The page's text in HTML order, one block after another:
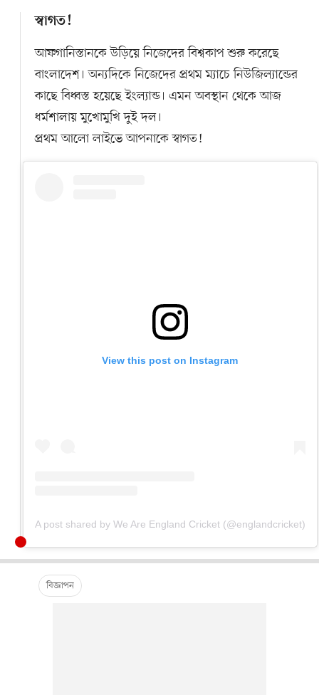
স্বাগত!
আফগানিস্তানকে উড়িয়ে নিজেদের বিশ্বকাপ শুরু করেছে
বাংলাদেশ। অন্যদিকে নিজেদের প্রথম ম্যাচে নিউজিল্যান্ডের
কাছে বিধ্বস্ত হয়েছে ইংল্যান্ড। এমন অবস্থান থেকে আজ
ধর্মশালায় মুখোমুখি দুই দল।
প্রথম আলো লাইভে আপনাকে স্বাগত!
View this post on Instagram
A post shared by We Are England Cricket (@englandcricket)